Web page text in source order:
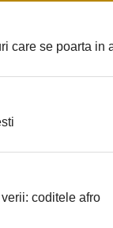
care se poarta in
coditele afro